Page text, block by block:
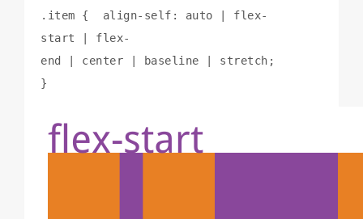
.item {  align-self: auto | flex-
start | flex-
end | center | baseline | stretch;
}